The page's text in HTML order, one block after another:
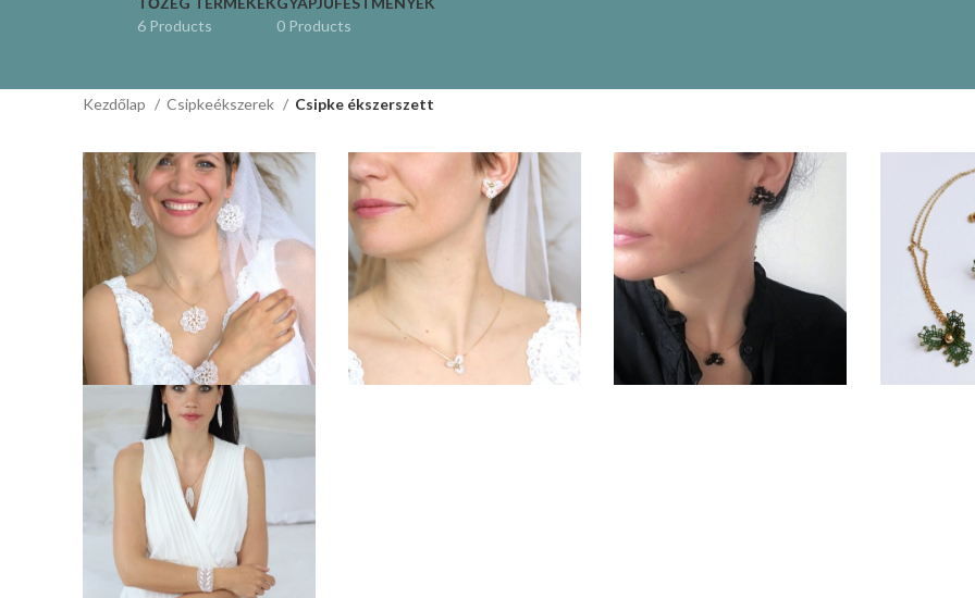
6 Products
0 Products
Kezdőlap Csipkeékszerek Csipke ékszerszett